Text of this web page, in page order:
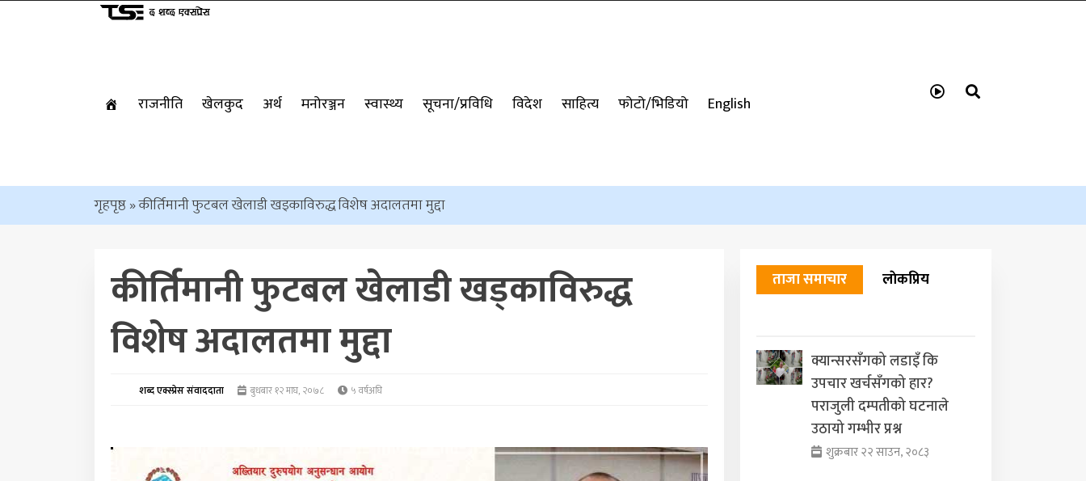
राजनीति खेलकुद अर्थ मनोरञ्जन स्वास्थ्य सूचना/प्रविधि विदेश साहित्य फोटो/भिडियो English
गृहपृष्ठ»कीर्तिमानी फुटबल खेलाडी खड्काविरुद्ध विशेष अदालतमा मुद्दा
कीर्तिमानी फुटबल खेलाडी खड्काविरुद्ध
विशेष अदालतमा मुद्दा
शब्द एक्स्प्रेस संवाददाता बुधबार १२ माघ, २०७८ ५ वर्षअघि
ताजा समाचार लाेकप्रिय
क्यान्सरसँगको लडाइँ कि
उपचार खर्चसँगको हार?
पराजुली दम्पतीको घटनाले
उठायो गम्भीर प्रश्न
शुक्रबार २२ साउन, २०८३